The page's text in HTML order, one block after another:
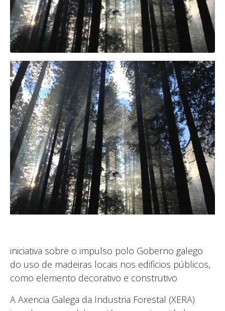
iniciativa sobre o impulso polo Goberno galego
do uso de madeiras locais nos edificios públicos,
como elemento decorativo e construtivo
A Axencia Galega da Industria Forestal (XERA)